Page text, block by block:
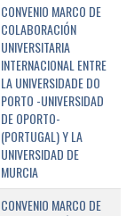
CONVENIO MARCO DE
COLABORACIÓN
UNIVERSITARIA
INTERNACIONAL ENTRE
LA UNIVERSIDADE DO
PORTO -UNIVERSIDAD
DE OPORTO-
(PORTUGAL) Y LA
UNIVERSIDAD DE
MURCIA
CONVENIO MARCO DE